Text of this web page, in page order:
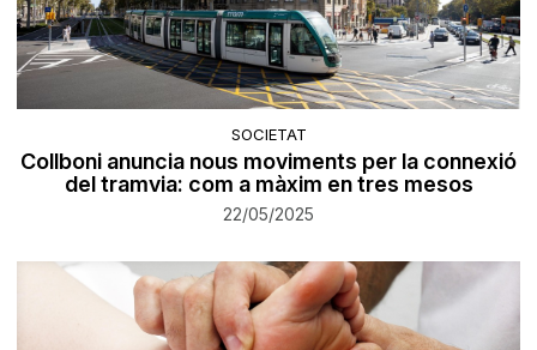
SOCIETAT
Collboni anuncia nous moviments per la connexió
del tramvia: com a màxim en tres mesos
22/05/2025